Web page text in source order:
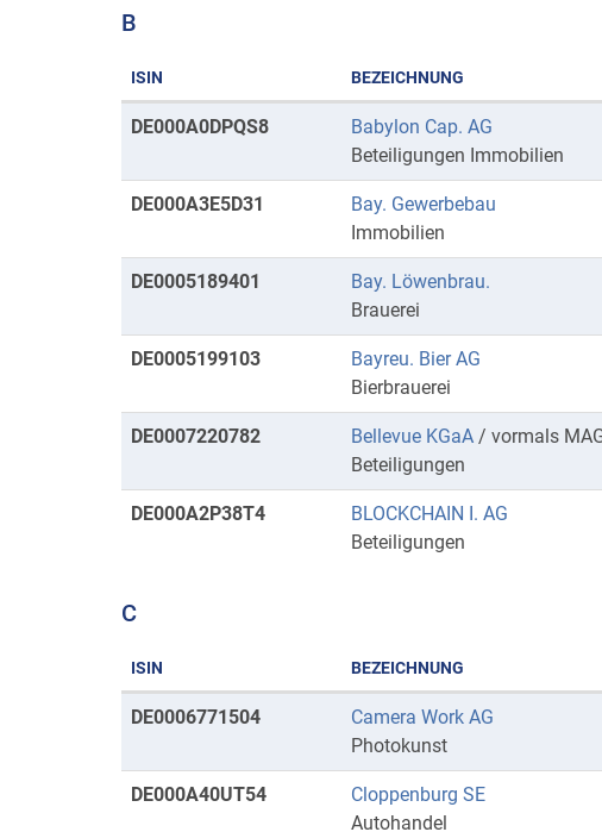
B
Kurse
Anfangsbuchstaben
B
ISIN BEZEICHNUNG
DE000A0DPQS8
Babylon Cap. AG
Beteiligungen Immobilien
DE000A3E5D31
Bay. Gewerbebau
Immobilien
DE0005189401
Bay. Löwenbrau.
Brauerei
DE0005199103
Bayreu. Bier AG
Bierbrauerei
DE0007220782 Bellevue KGaA / vormals
Beteiligungen
DE000A2P38T4
BLOCKCHAIN I. AG
Beteiligungen
C
Kurse
Anfangsbuchstaben
C
ISIN BEZEICHNUNG
DE0006771504
Camera Work AG
Photokunst
DE000A40UT54
Cloppenburg SE
Autohandel